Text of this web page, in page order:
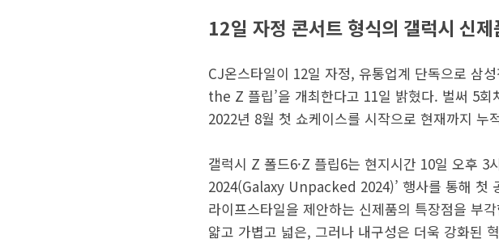
12일 자정 콘서트 형식의 갤럭시 신
CJ온스타일이 12일 자정, 유통업계 단독으로 삼
the Z 플립’을 개최한다고 11일 밝혔다. 벌써 5
2022년 8월 첫 쇼케이스를 시작으로 현재까지 누
갤럭시 Z 폴드6·Z 플립6는 현지시간 10일 오후 3
2024(Galaxy Unpacked 2024)’ 행사를 통해 첫
라이프스타일을 제안하는 신제품의 특장점을 부
얇고 가볍고 넓은, 그러나 내구성은 더욱 강화된